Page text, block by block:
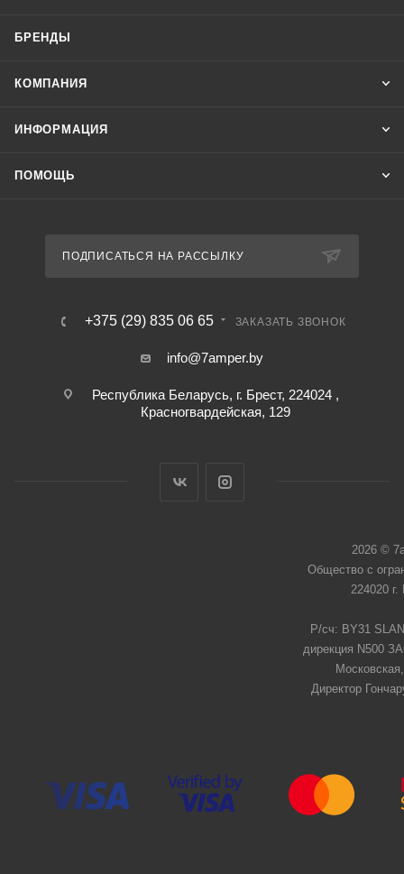
БРЕНДЫ
КОМПАНИЯ
ИНФОРМАЦИЯ
ПОМОЩЬ
ПОДПИСАТЬСЯ НА РАССЫЛКУ
+375 (29) 835 06 65 ЗАКАЗАТЬ ЗВОНОК
info@7amper.by
Республика Беларусь, г. Брест, 224024 ,
Красногвардейская, 129
2026 ©
Общество с
224020
Р/сч: BY31
дирекция N500
Директор